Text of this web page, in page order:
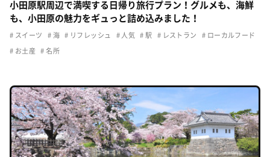
小田原駅周辺で満喫する日帰り旅行プラン！グルメも、海鮮
も、小田原の魅力をギュっと詰め込みました！
スイーツ 海 リフレッシュ 人気 駅 レストラン ローカルフード
お土産 名所